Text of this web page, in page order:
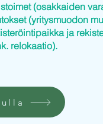
(osakkaiden
(yritysmuodon
ja
relokaatio).